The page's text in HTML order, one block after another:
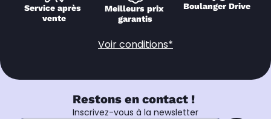
Service après
vente
Meilleurs prix
garantis
Boulanger Drive
Voir conditions*
Restons en contact !
Inscrivez-vous à la newsletter